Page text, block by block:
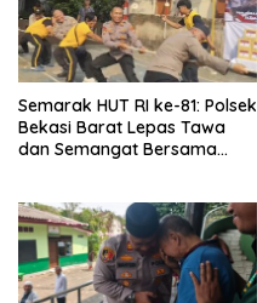
Semarak HUT RI ke-81: Polsek
Bekasi Barat Lepas Tawa
dan Semangat Bersama